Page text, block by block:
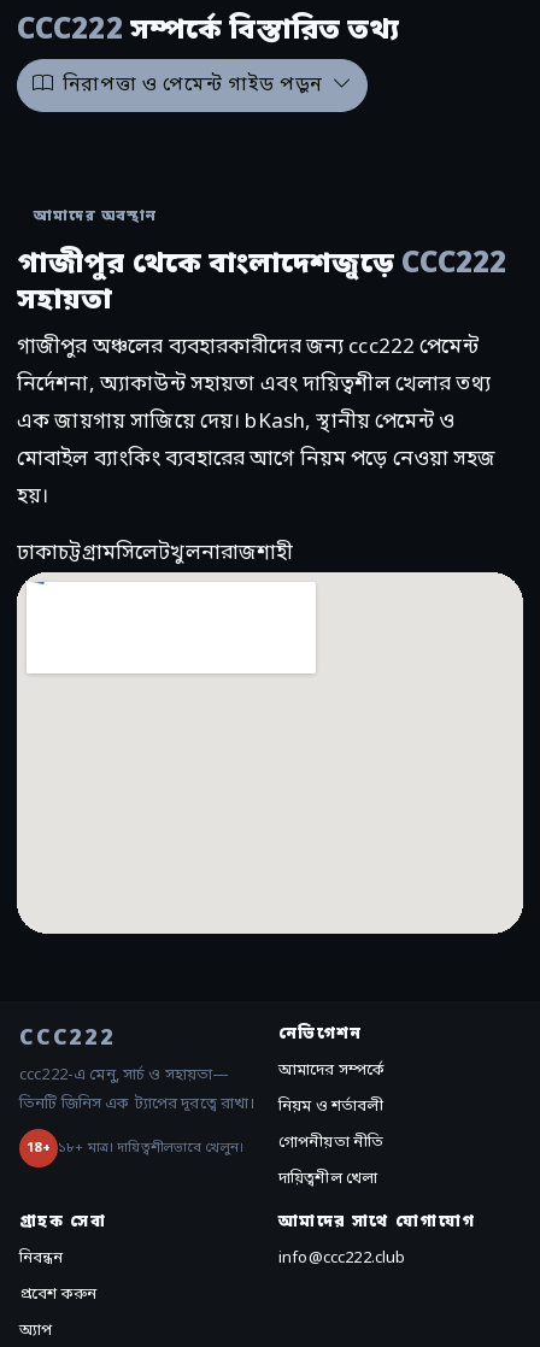
CCC222 সম্পর্কে বিস্তারিত তথ্য
নিরাপত্তা ও পেমেন্ট গাইড পড়ুন
আমাদের অবস্থান
গাজীপুর থেকে বাংলাদেশজুড়ে CCC222
সহায়তা
গাজীপুর অঞ্চলের ব্যবহারকারীদের জন্য ccc222 পেমেন্ট
নির্দেশনা, অ্যাকাউন্ট সহায়তা এবং দায়িত্বশীল খেলার তথ্য
এক জায়গায় সাজিয়ে দেয়। bKash, স্থানীয় পেমেন্ট ও
মোবাইল ব্যাংকিং ব্যবহারের আগে নিয়ম পড়ে নেওয়া সহজ
হয়।
ঢাকাচট্টগ্রামসিলেটখুলনারাজশাহী
CCC222
ccc222-এ মেনু, সার্চ ও সহায়তা—
তিনটি জিনিস এক ট্যাপের দূরত্বে রাখা।
18+ ১৮+ মাত্র। দায়িত্বশীলভাবে খেলুন।
নেভিগেশন
আমাদের সম্পর্কে
নিয়ম ও শর্তাবলী
গোপনীয়তা নীতি
দায়িত্বশীল খেলা
গ্রাহক সেবা
নিবন্ধন
প্রবেশ করুন
অ্যাপ
আমাদের সাথে যোগাযোগ
info@ccc222.club